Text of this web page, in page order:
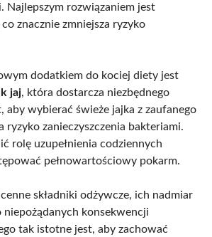
Najlepszym rozwiązaniem jest
znacznie zmniejsza ryzyko
dodatkiem do kociej diety jest
jaj, która dostarcza niezbędnego
aby wybierać świeże jajka z zaufanego
ryzyko zanieczyszczenia bakteriami.
rolę uzupełnienia codziennych
pełnowartościowy pokarm.
składniki odżywcze, ich nadmiar
niepożądanych konsekwencji
tak istotne jest, aby zachować